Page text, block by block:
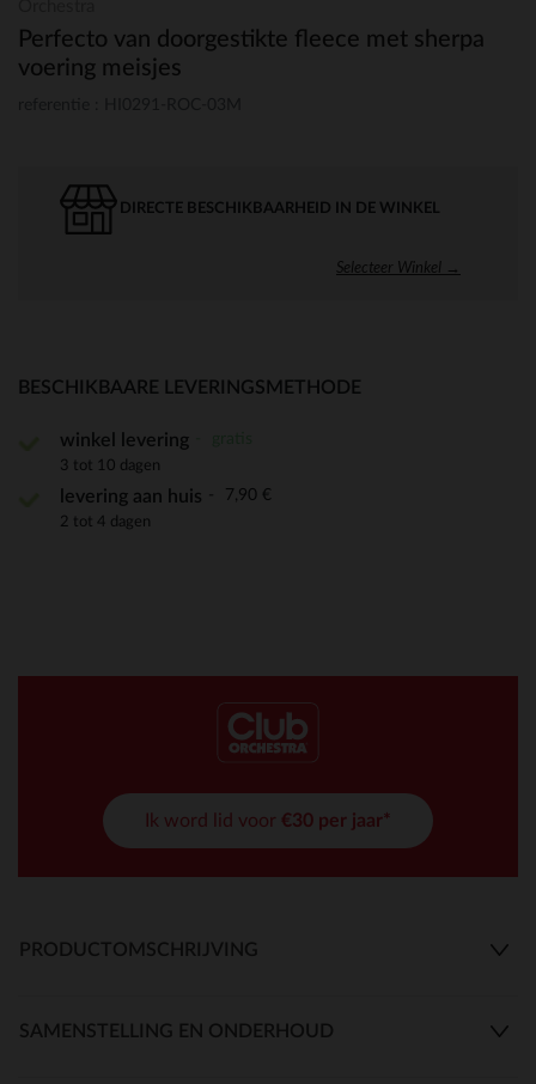
Perfecto van doorgestikte fleece met sherpa
voering meisjes
DIRECTE BESCHIKBAARHEID IN DE WINKEL
Selecteer Winkel →
BESCHIKBAARE LEVERINGSMETHODE
winkel levering
3 tot 10 dagen
levering aan huis 7,90 €
2 tot 4 dagen
Ik word lid voor €30 per jaar*
PRODUCTOMSCHRIJVING
SAMENSTELLING EN ONDERHOUD